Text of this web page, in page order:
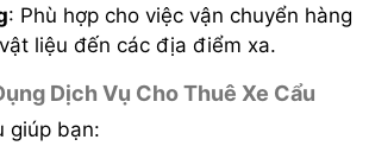
: Phù hợp cho việc vận chuyển hàng
liệu đến các địa điểm xa.
Dịch Vụ Cho Thuê Xe Cẩu
giúp bạn: